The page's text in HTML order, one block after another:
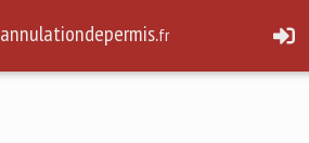
annulationdepermis.fr